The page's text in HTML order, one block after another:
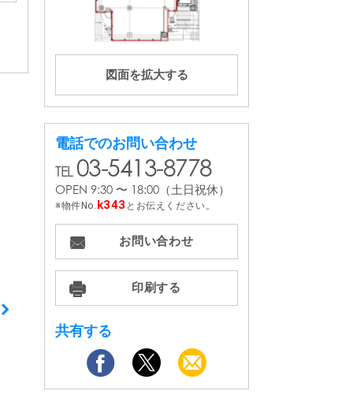
電話でのお問い合わせ
03-5413-8778
OPEN 9:30 〜 18:00 （土日祝休）
物件No. k343 とお伝えください。
お問い合わせ
印刷する
共有する